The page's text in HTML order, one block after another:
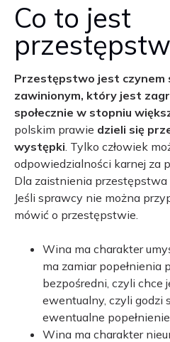
Co to jest
Przestępstwo jest czynem
zawinionym, który jest
społecznie w stopniu
polskim prawie dzieli się
występki. Tylko człowiek
odpowiedzialności karnej za
Dla zaistnienia
Jeśli sprawcy nie można
mówić o przestępstwie.
Wina ma charakter
ma zamiar popełnienia
bezpośredni, czyli chce
ewentualny, czyli godzi
ewentualne
Wina ma charakter